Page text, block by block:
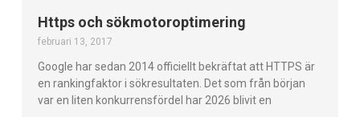
Https och sökmotoroptimering
februari 13, 2017
Google har sedan 2014 officiellt bekräftat att HTTPS är
en rankingfaktor i sökresultaten. Det som från början
var en liten konkurrensfördel har 2026 blivit en